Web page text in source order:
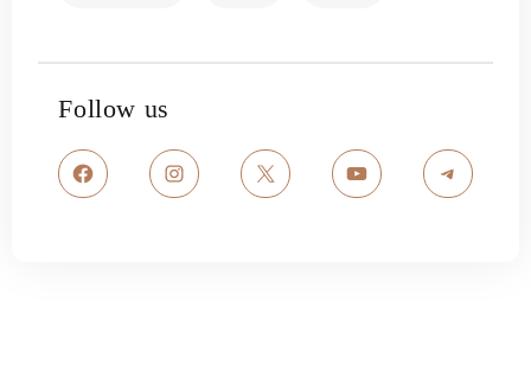
Follow us
FacebookInstagram
X YouTube